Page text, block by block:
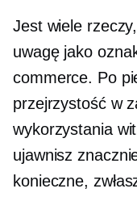
Jest wiele
uwagę jako
commerce. Po
przejrzystość w
wykorzystania
ujawnisz
konieczne,